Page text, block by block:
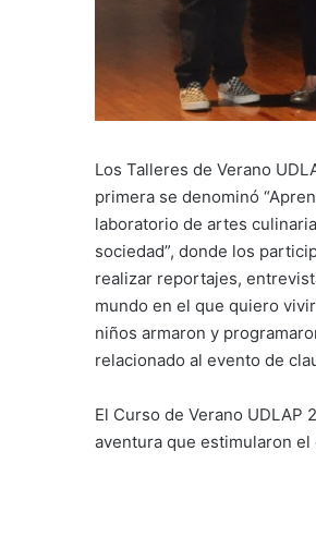
Los Talleres de Verano
primera se denominó
laboratorio de artes
sociedad”, donde los
realizar reportajes,
mundo en el que quiero
niños armaron y
relacionado al evento de
El Curso de Verano
aventura que estimularon